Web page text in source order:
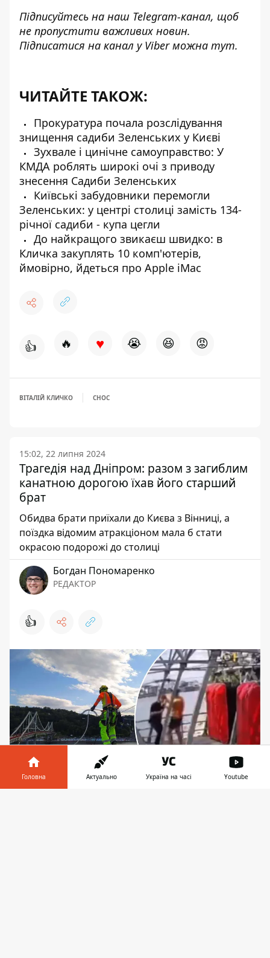
Підписуйтесь на наш Telegram-канал, щоб
не пропустити важливих новин.
Підписатися на канал у Viber можна тут.
ЧИТАЙТЕ ТАКОЖ:
Прокуратура почала розслідування
знищення садиби Зеленських у Києві
Зухвале і цинічне самоуправство: У
КМДА роблять широкі очі з приводу
знесення Садиби Зеленських
Київські забудовники перемогли
Зеленських: у центрі столиці замість 134-
річної садиби - купа цегли
До найкращого звикаєш швидко: в
Кличка закуплять 10 комп'ютерів,
ймовірно, йдеться про Apple iMac
👍 🔥 ♥ 😭 😆 😡
ВІТАЛІЙ КЛИЧКО СНОС
15:02, 22 липня 2024
Трагедія над Дніпром: разом з загиблим
канатною дорогою їхав його старший
брат
Обидва брати приїхали до Києва з Вінниці, а
поїздка відомим атракціоном мала б стати
окрасою подорожі до столиці
Богдан Пономаренко
РЕДАКТОР
👍
Головна Актуально Україна на часі Youtube